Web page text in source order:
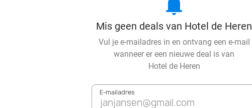
notifications
Mis geen deals van Hotel de Heren
Vul je e-mailadres in en ontvang een e-mail
wanneer er een nieuwe deal is van
Hotel de Heren
E-mailadres